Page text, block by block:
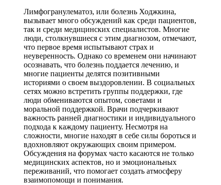
Лимфогранулематоз, или болезнь Ходжкина,
вызывает много обсуждений как среди пациентов,
так и среди медицинских специалистов. Многие
люди, столкнувшиеся с этим диагнозом, отмечают,
что первое время испытывают страх и
неуверенность. Однако со временем они начинают
осознавать, что болезнь поддается лечению, и
многие пациенты делятся позитивными
историями о своем выздоровлении. В социальных
сетях можно встретить группы поддержки, где
люди обмениваются опытом, советами и
моральной поддержкой. Врачи подчеркивают
важность ранней диагностики и индивидуального
подхода к каждому пациенту. Несмотря на
сложности, многие находят в себе силы бороться и
вдохновляют окружающих своим примером.
Обсуждения на форумах часто касаются не только
медицинских аспектов, но и эмоциональных
переживаний, что помогает создать атмосферу
взаимопомощи и понимания.